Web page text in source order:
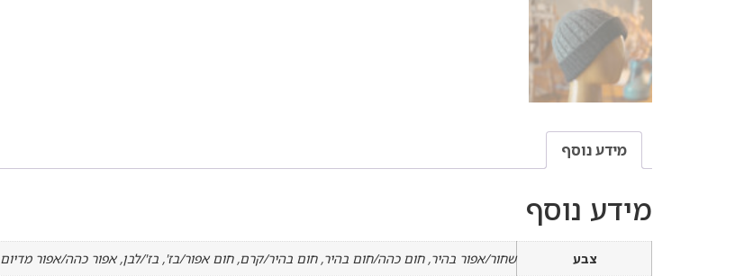
מידע נוסף
מידע נוסף
צבע שחור/אפור בהיר, חום כהה/חום בהיר, חום בהיר/קרם, חום אפור/בז', בז'/לבן, אפור כהה/אפור מדיום